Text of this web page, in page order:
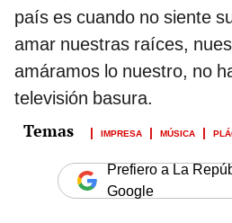
país es cuando no siente
amar nuestras raíces,
amáramos lo nuestro, no
televisión basura.
IMPRESA MÚSICA
Prefiero a La
Google